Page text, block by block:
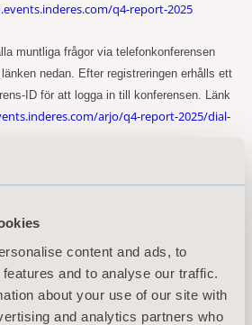
content and ads, to
and to analyse our traffic.
about your use of our site with
and analytics partners who
q4-report-2025
muntliga frågor via telefonkonferensen
nedan. Efter registreringen erhålls ett
ID för att logga in till konferensen. Länk
arjo/q4-report-2025/dial-
länk för att ladda ned presentationen
om-oss/investerare/rapporter--
finns tillgänglig i tre år via följande
q4-report-2025
kontakta: